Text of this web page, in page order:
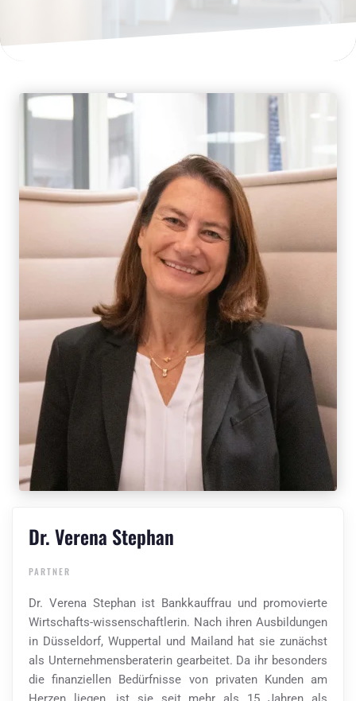
Dr. Verena Stephan
PARTNER
Dr. Verena Stephan ist Bankkauffrau und promovierte
Wirtschafts-wissenschaftlerin. Nach ihren Ausbildungen
in Düsseldorf, Wuppertal und Mailand hat sie zunächst
als Unternehmensberaterin gearbeitet. Da ihr besonders
die finanziellen Bedürfnisse von privaten Kunden am